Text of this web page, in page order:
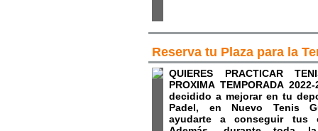
Reserva tu Plaza para la
QUIERES PRACTICAR
PROXIMA TEMPORADA
decidido a mejorar en tu
Padel, en Nuevo Tenis
ayudarte a conseguir tus